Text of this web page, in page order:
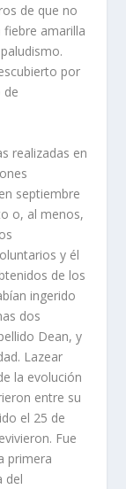
de que no
fiebre amarilla
por
de
realizadas en
septiembre
o, al menos,
y él
de los
ingerido
dos
Dean, y
Lazear
la evolución
entre su
el 25 de
Fue
primera
del